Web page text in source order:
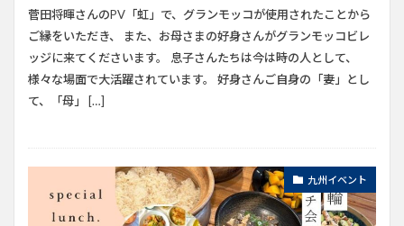
菅田将暉さんのPV「虹」で、グランモッコが使用されたことから
ご縁をいただき、 また、お母さまの好身さんがグランモッコビレ
ッジに来てくださいます。 息子さんたちは今は時の人として、
様々な場面で大活躍されています。 好身さんご自身の「妻」とし
て、「母」 […]
九州イベント